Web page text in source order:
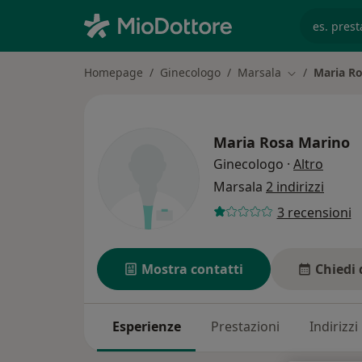
Homepage Ginecologo Marsala Cambia città
Maria
Maria Rosa Marino
Ginecologo · Altro
Marsala 2 indirizzi
3 recensioni
Mostra contatti Chiedi
Esperienze Prestazioni Indirizzi